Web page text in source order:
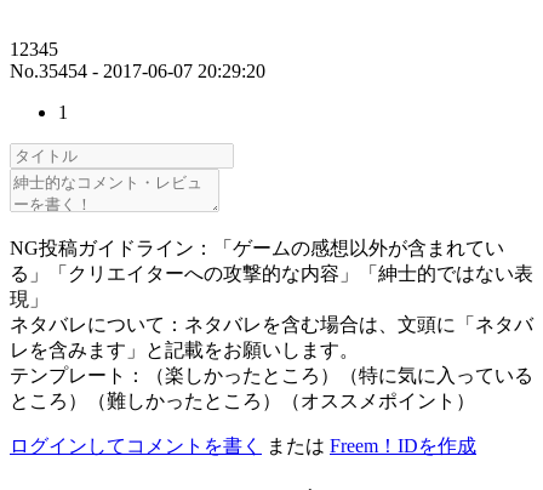
12345
No.35454 - 2017-06-07 20:29:20
1
NG投稿ガイドライン：「ゲームの感想以外が含まれてい
る」「クリエイターへの攻撃的な内容」「紳士的ではない表
現」
ネタバレについて：ネタバレを含む場合は、文頭に「ネタバ
レを含みます」と記載をお願いします。
テンプレート：（楽しかったところ）（特に気に入っている
ところ）（難しかったところ）（オススメポイント）
ログインしてコメントを書く または Freem！IDを作成